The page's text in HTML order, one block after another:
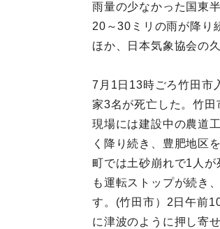
雨量の少なかった国東
20～30ミリの雨が降り
ほか、日本気象協会の
7月1日13時ごろ竹田市
家3名が死亡した。竹
現場には建設中の農道
く降り続き、豊肥地区
町では土砂崩れで1人
も運転ストップが続き
す。(竹田市）2日午前
に津波のように押し寄